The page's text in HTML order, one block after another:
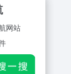
网站